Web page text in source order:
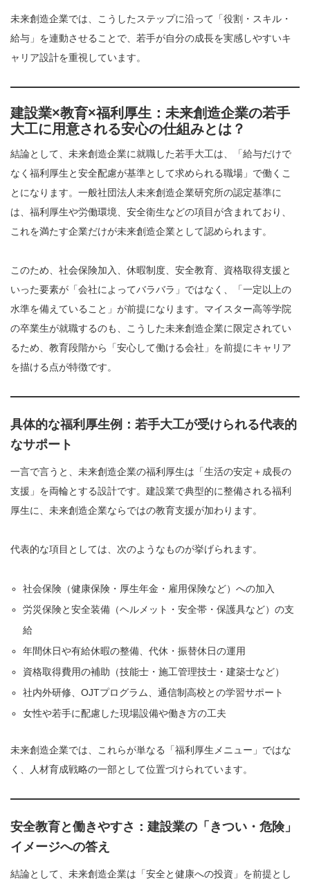
未来創造企業では、こうしたステップに沿って「役割・スキル・
給与」を連動させることで、若手が自分の成長を実感しやすいキ
ャリア設計を重視しています。
建設業×教育×福利厚生：未来創造企業の若手
大工に用意される安心の仕組みとは？
結論として、未来創造企業に就職した若手大工は、「給与だけで
なく福利厚生と安全配慮が基準として求められる職場」で働くこ
とになります。一般社団法人未来創造企業研究所の認定基準に
は、福利厚生や労働環境、安全衛生などの項目が含まれており、
これを満たす企業だけが未来創造企業として認められます。
このため、社会保険加入、休暇制度、安全教育、資格取得支援と
いった要素が「会社によってバラバラ」ではなく、「一定以上の
水準を備えていること」が前提になります。マイスター高等学院
の卒業生が就職するのも、こうした未来創造企業に限定されてい
るため、教育段階から「安心して働ける会社」を前提にキャリア
を描ける点が特徴です。
具体的な福利厚生例：若手大工が受けられる代表的
なサポート
一言で言うと、未来創造企業の福利厚生は「生活の安定＋成長の
支援」を両輪とする設計です。建設業で典型的に整備される福利
厚生に、未来創造企業ならではの教育支援が加わります。
代表的な項目としては、次のようなものが挙げられます。
社会保険（健康保険・厚生年金・雇用保険など）への加入
労災保険と安全装備（ヘルメット・安全帯・保護具など）の支
給
年間休日や有給休暇の整備、代休・振替休日の運用
資格取得費用の補助（技能士・施工管理技士・建築士など）
社内外研修、OJTプログラム、通信制高校との学習サポート
女性や若手に配慮した現場設備や働き方の工夫
未来創造企業では、これらが単なる「福利厚生メニュー」ではな
く、人材育成戦略の一部として位置づけられています。
安全教育と働きやすさ：建設業の「きつい・危険」
イメージへの答え
結論として、未来創造企業は「安全と健康への投資」を前提とし